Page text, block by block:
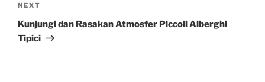
Next
Post
NEXT
Kunjungi dan Rasakan Atmosfer Piccoli Alberghi
Tipici